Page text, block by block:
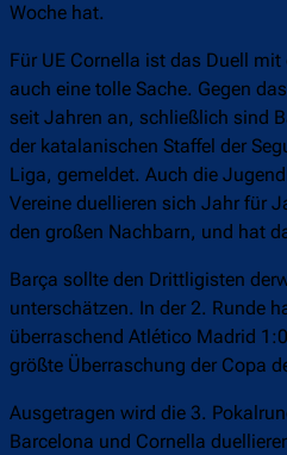
Woche hat.
Für UE Cornella ist das Duell mit
auch eine tolle Sache. Gegen
seit Jahren an, schließlich sind
der katalanischen Staffel der
Liga, gemeldet. Auch die
Vereine duellieren sich Jahr für
den großen Nachbarn, und hat
Barça sollte den Drittligisten
unterschätzen. In der 2. Runde
überraschend Atlético Madrid
größte Überraschung der Copa
Ausgetragen wird die 3.
Barcelona und Cornella